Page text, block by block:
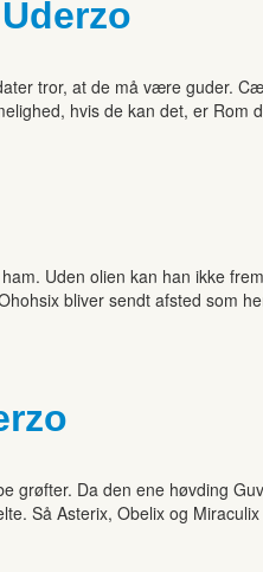
tror, at de må være guder.
hvis de kan det, er Rom
Uden olien kan han ikke
bliver sendt afsted som
grøfter. Da den ene høvding
Så Asterix, Obelix og